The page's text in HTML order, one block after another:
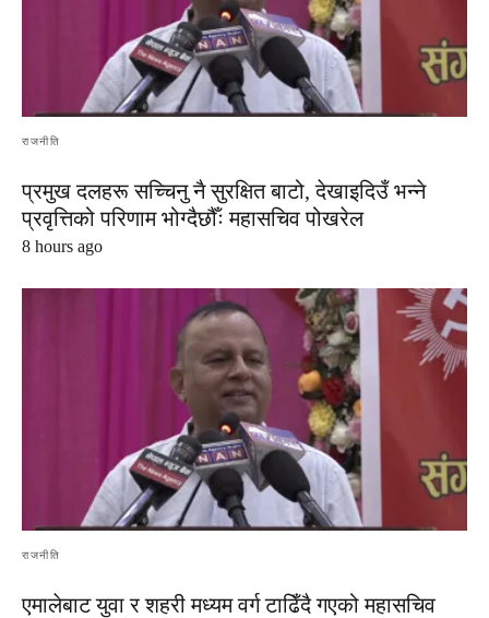
राजनीति
प्रमुख दलहरू सच्चिनु नै सुरक्षित बाटो, देखाइदिउँ भन्ने
प्रवृत्तिको परिणाम भोग्दैछौँः महासचिव पोखरेल
8 hours ago
राजनीति
एमालेबाट युवा र शहरी मध्यम वर्ग टाढिँदै गएको महासचिव